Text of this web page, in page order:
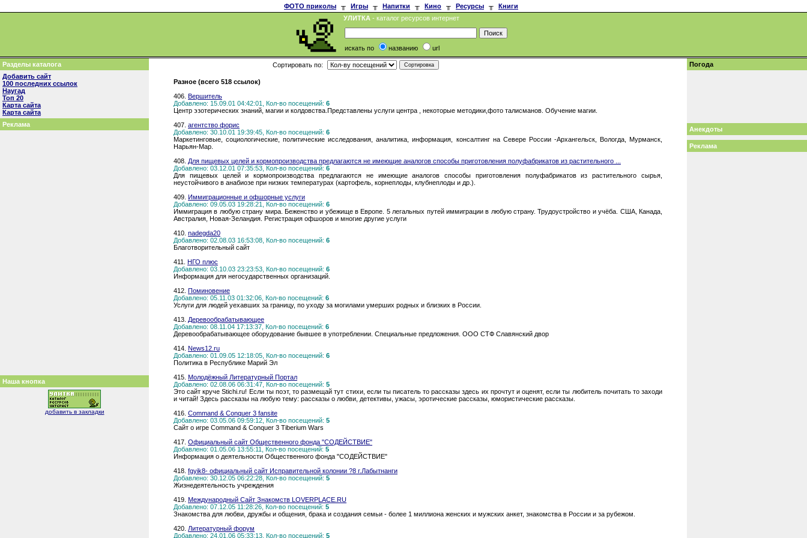
ФОТО приколы ╥ Игры ╥ Напитки ╥ Кино ╥ Ресурсы ╥
Книги
УЛИТКА - каталог ресурсов интернет
искать по названию url
Разделы каталога
Добавить сайт
100 последних ссылок
Наугад
Топ 20
Карта сайта
Карта сайта
Реклама
Наша кнопка
добавить в закладки
Сортировать по:
Разное (всего 518 ссылок)
406. Вершитель
Добавлено: 15.09.01 04:42:01, Кол-во посещений: 6
Центр эзотерических знаний, магии и колдовства.Представлены услуги центра , некоторые методики,фото талисманов. Обучение магии.
407. агентство форис
Добавлено: 30.10.01 19:39:45, Кол-во посещений: 6
Маркетинговые, социологические, политические исследования, аналитика, информация, консалтинг на Севере России -Архангельск, Вологда, Мурманск,
Нарьян-Мар.
408. Для пищевых целей и кормопроизводства предлагаются не имеющие аналогов способы приготовления полуфабрикатов из растительного ...
Добавлено: 03.12.01 07:35:53, Кол-во посещений: 6
Для пищевых целей и кормопроизводства предлагаются не имеющие аналогов способы приготовления полуфабрикатов из растительного сырья,
неустойчивого в анабиозе при низких температурах (картофель, корнеплоды, клубнеплоды и др.).
409. Иммиграционные и офшорные услуги
Добавлено: 09.05.03 19:28:21, Кол-во посещений: 6
Иммиграция в любую страну мира. Беженство и убежище в Европе. 5 легальных путей иммиграции в любую страну. Трудоустройство и учёба. США, Канада,
Австралия, Новая-Зеландия. Регистрация офшоров и многие другие услуги
410. nadegda20
Добавлено: 02.08.03 16:53:08, Кол-во посещений: 6
Благотворительный сайт
411. НГО плюс
Добавлено: 03.10.03 23:23:53, Кол-во посещений: 6
Информация для негосударственных организаций.
412. Поминовение
Добавлено: 05.11.03 01:32:06, Кол-во посещений: 6
Услуги для людей уехавших за границу, по уходу за могилами умерших родных и близких в России.
413. Деревообрабатывающее
Добавлено: 08.11.04 17:13:37, Кол-во посещений: 6
Деревообрабатывающее оборудование бывшее в употреблении. Специальные предложения. ООО СТФ Славянский двор
414. News12.ru
Добавлено: 01.09.05 12:18:05, Кол-во посещений: 6
Политика в Республике Марий Эл
415. Молодёжный Литературный Портал
Добавлено: 02.08.06 06:31:47, Кол-во посещений: 5
Это сайт круче Stichi.ru! Если ты поэт, то размещай тут стихи, если ты писатель то рассказы здесь их прочтут и оценят, если ты любитель почитать то заходи
и читай! Здесь рассказы на любую тему: рассказы о любви, детективы, ужасы, эротические рассказы, юмористические рассказы.
416. Command & Conquer 3 fansite
Добавлено: 03.05.06 09:59:12, Кол-во посещений: 5
Сайт о игре Command & Conquer 3 Tiberium Wars
417. Официальный сайт Общественного фонда "СОДЕЙСТВИЕ"
Добавлено: 01.05.06 13:55:11, Кол-во посещений: 5
Информация о деятельности Общественного фонда "СОДЕЙСТВИЕ"
418. fgyik8- официальный сайт Исправительной колонии ?8 г.Лабытнанги
Добавлено: 30.12.05 06:22:28, Кол-во посещений: 5
Жизнедеятельность учреждения
419. Международный Сайт Знакомств LOVERPLACE.RU
Добавлено: 07.12.05 11:28:26, Кол-во посещений: 5
Знакомства для любви, дружбы и общения, брака и создания семьи - более 1 миллиона женских и мужских анкет, знакомства в России и за рубежом.
420. Литературный форум
Добавлено: 24.01.06 05:33:13, Кол-во посещений: 5
Погода
Анекдоты
Реклама